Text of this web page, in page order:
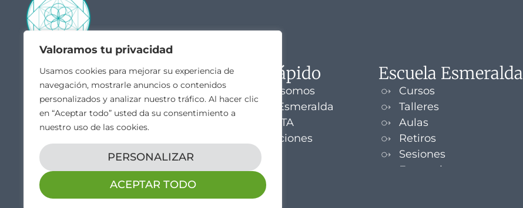
Valoramos tu privacidad
Usamos cookies para mejorar su experiencia de
navegación, mostrarle anuncios o contenidos
personalizados y analizar nuestro tráfico. Al hacer clic
en “Aceptar todo” usted da su consentimiento a
nuestro uso de las cookies.
PERSONALIZAR
ACEPTAR TODO
Contacto
hola@veintiochoalmas.com
Apdo. de Correos 28 Orduña,
Bizkaia
Acceso rápido
Quiénes somos
Escuela Esmeralda
MI CUENTA
Canalizaciones
Vídeos
Escuela Esmeralda
Cursos
Talleres
Aulas
Retiros
Sesiones
Formaciones
Aviso legalPropiedad intelectualPolítica de cookies